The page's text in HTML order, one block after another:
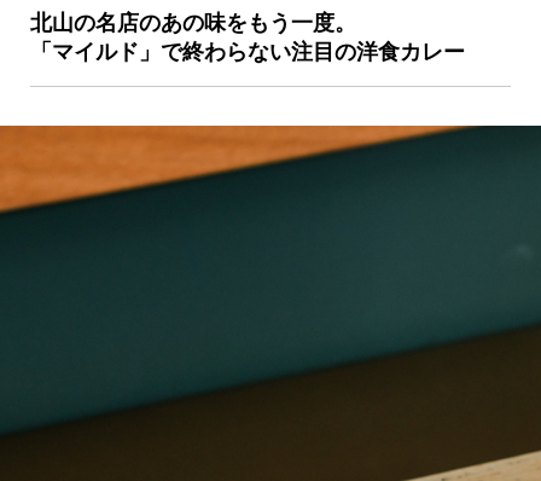
カレーが好き
私と店のはなし
北山の名店のあの味をもう一度。
「マイルド」で終わらない注目の洋食カレー